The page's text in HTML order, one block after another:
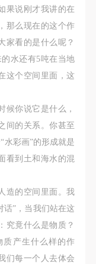
果说刚才我讲的在
那么现在的这个作
家看的是什么呢？
水还有5吨在当地
这个空间里面，这
候你说它是什么，
间的关系。你甚至
水彩画”的形成就是
看到土和海水的混
造的空间里面。我
话”，当我们站在这
究竟什么是物质？
质产生什么样的作
们每一个人去体会